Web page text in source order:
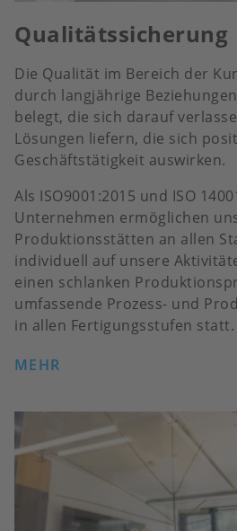
Qualitätssicherung
Die Qualität im Bereich der
durch langjährige
belegt, die sich darauf
Lösungen liefern, die sich
Geschäftstätigkeit auswirken.
Als ISO9001:2015 und ISO
Unternehmen ermöglichen
Produktionsstätten an allen
individuell auf unsere
einen schlanken
umfassende Prozess- und
in allen Fertigungsstufen statt.
MEHR